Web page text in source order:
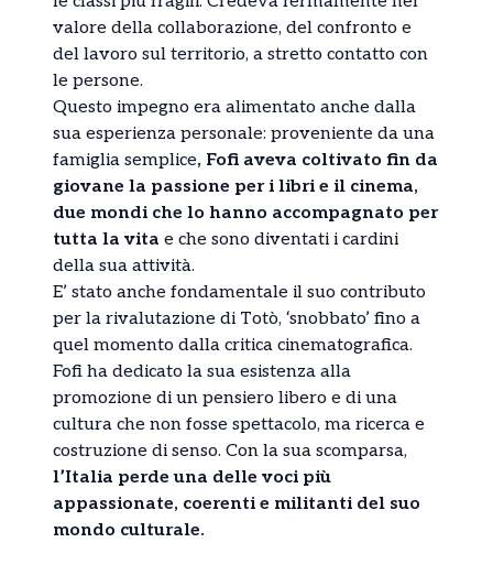
valore della collaborazione, del confronto e
del lavoro sul territorio, a stretto contatto con
le persone.
Questo impegno era alimentato anche dalla
sua esperienza personale: proveniente da una
famiglia semplice, Fofi aveva coltivato fin da
giovane la passione per i libri e il cinema,
due mondi che lo hanno accompagnato per
tutta la vita e che sono diventati i cardini
della sua attività.
E’ stato anche fondamentale il suo contributo
per la rivalutazione di Totò, ‘snobbato’ fino a
quel momento dalla critica cinematografica.
Fofi ha dedicato la sua esistenza alla
promozione di un pensiero libero e di una
cultura che non fosse spettacolo, ma ricerca e
costruzione di senso. Con la sua scomparsa,
l’Italia perde una delle voci più
appassionate, coerenti e militanti del suo
mondo culturale.